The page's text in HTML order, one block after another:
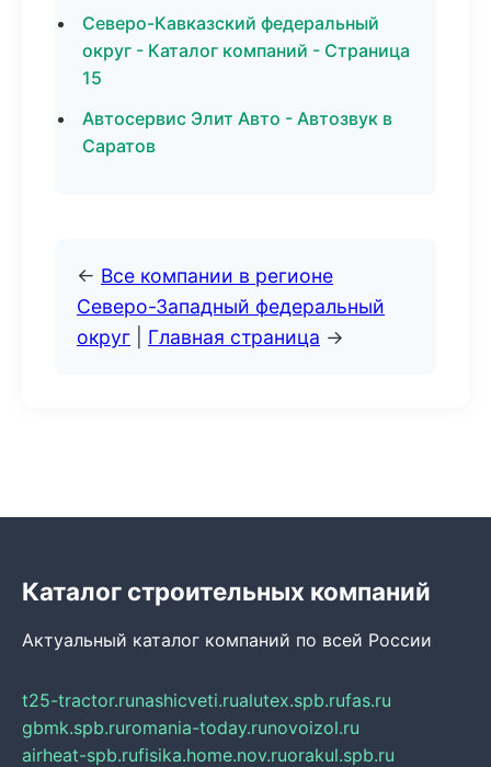
Северо-Кавказский федеральный
округ - Каталог компаний - Страница
15
Автосервис Элит Авто - Автозвук в
Саратов
← Все компании в регионе
Северо-Западный федеральный
округ
Главная страница →
Каталог строительных компаний
Актуальный каталог компаний по всей России
t25-tractor.runashicveti.rualutex.spb.rufas.ru
gbmk.spb.ruromania-today.runovoizol.ru
airheat-spb.rufisika.home.nov.ruorakul.spb.ru